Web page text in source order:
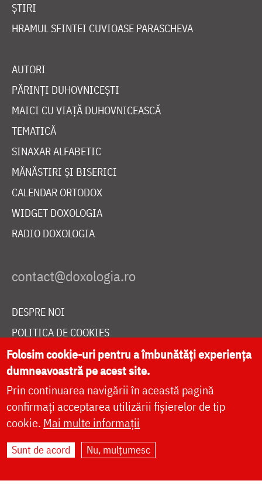
ȘTIRI
HRAMUL SFINTEI CUVIOASE PARASCHEVA
AUTORI
PĂRINȚI DUHOVNICEȘTI
MAICI CU VIAȚĂ DUHOVNICEASCĂ
TEMATICĂ
SINAXAR ALFABETIC
MĂNĂSTIRI ȘI BISERICI
CALENDAR ORTODOX
WIDGET DOXOLOGIA
RADIO DOXOLOGIA
DESPRE NOI
POLITICA DE COOKIES
DONEAZĂ ONLINE PENTRU CATEDRALA NAȚIONALĂ
LIVE
Site dezvoltat deDOXOLOGIA MEDIA
Folosim cookie-uri pentru a îmbunătăți experiența
dumneavoastră pe acest site.
Prin continuarea navigării în această pagină
confirmați acceptarea utilizării fișierelor de tip
cookie. Mai multe informații
Sunt de acord Nu, mulțumesc